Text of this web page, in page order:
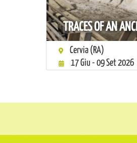
TRACES OF AN
Cervia (RA)
17 Giu - 09 Set 2026